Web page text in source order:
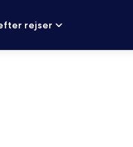
rejser